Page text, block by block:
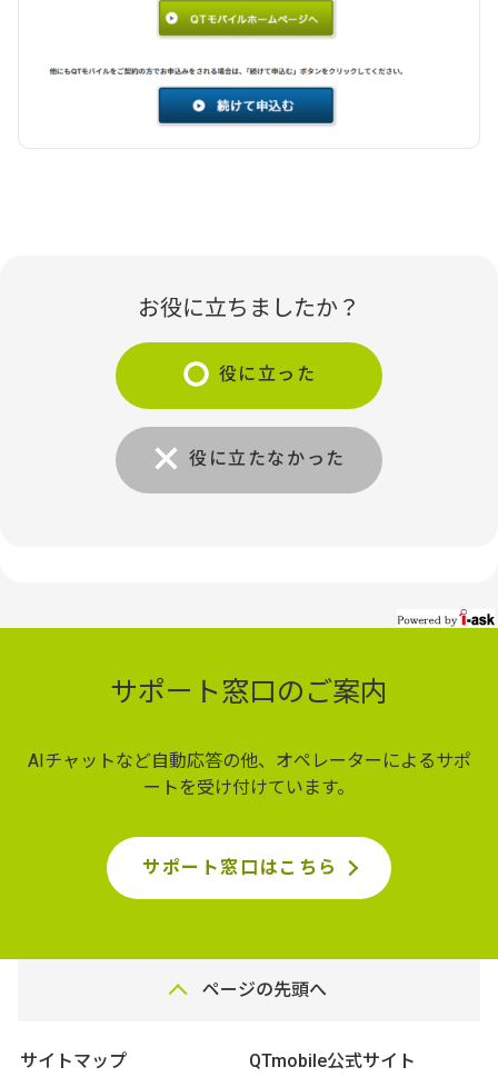
お役に立ちましたか？
役に立った
役に立たなかった
サポート窓口のご案内
AIチャットなど自動応答の他、オペレーターによるサポ
ートを受け付けています。
サポート窓口はこちら
ページの先頭へ
サイトマップ QTmobile公式サイト